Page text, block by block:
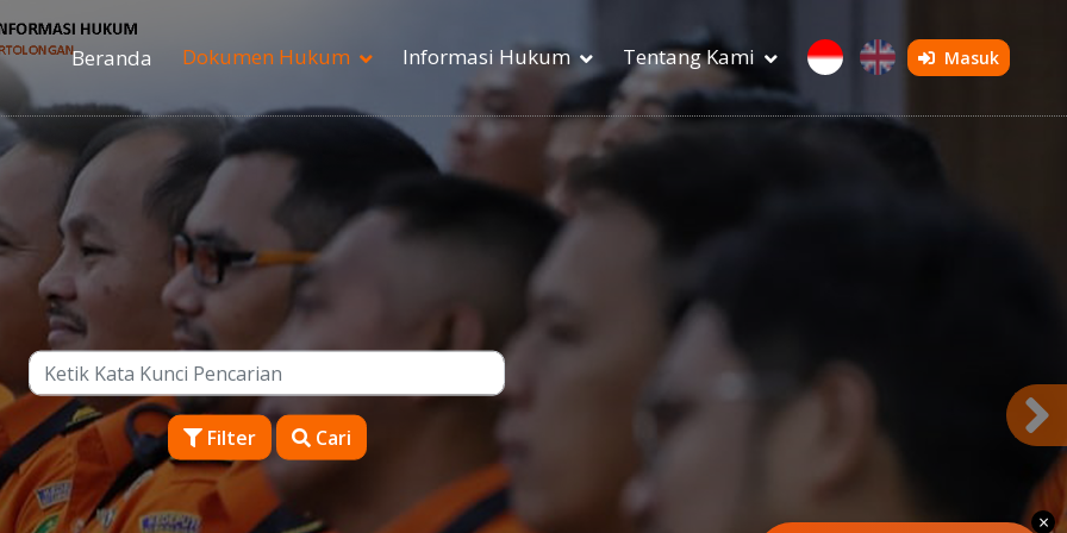
Beranda Dokumen Hukum Informasi Hukum Tentang Kami Masuk
×